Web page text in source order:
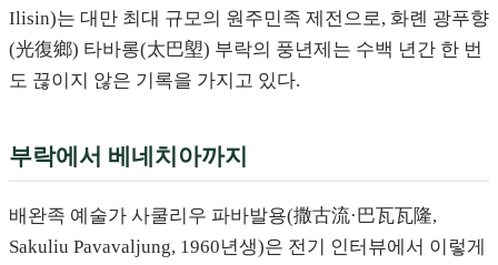
Ilisin)는 대만 최대 규모의 원주민족 제전으로, 화롄 광푸향
(光復鄉) 타바롱(太巴塱) 부락의 풍년제는 수백 년간 한 번
도 끊이지 않은 기록을 가지고 있다.
부락에서 베네치아까지
배완족 예술가 사쿨리우 파바발용(撒古流·巴瓦瓦隆,
Sakuliu Pavavaljung, 1960년생)은 전기 인터뷰에서 이렇게